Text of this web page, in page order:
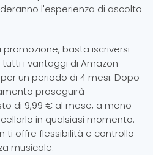
l'esperienza di ascolto
basta iscriversi
i vantaggi di Amazon
un periodo di 4 mesi. Dopo
proseguirà
di 9,99 € al mese, a meno
in qualsiasi momento.
ti offre flessibilità e controllo
musicale.